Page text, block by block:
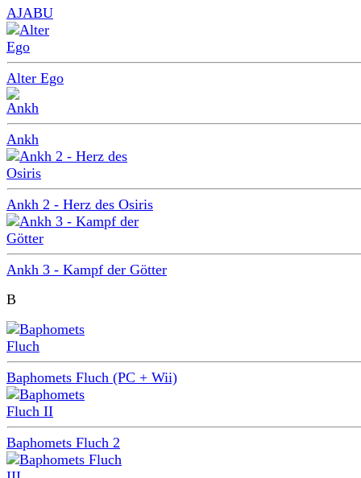
AJABU
Alter Ego
Ankh
Ankh 2 - Herz des Osiris
Ankh 3 - Kampf der Götter
B
Baphomets Fluch (PC + Wii)
Baphomets Fluch 2